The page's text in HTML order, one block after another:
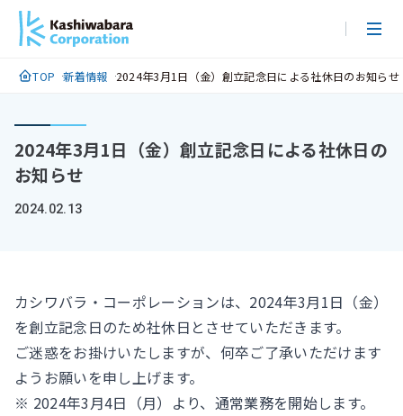
メ
イ
ン
ン
ツ
ス
TOP 新着情報 2024年3月1日（金）創立記念日による社休日のお知らせ
2024年3月1日（金）創立記念日による社休日の
お知らせ
2024.02.13
カシワバラ・コーポレーションは、2024年3月1日（金）
を創立記念日のため社休日とさせていただきます。
ご迷惑をお掛けいたしますが、何卒ご了承いただけます
ようお願いを申し上げます。
※ 2024年3月4日（月）より、通常業務を開始します。